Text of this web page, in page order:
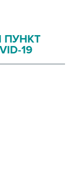
ПУНКТ
19